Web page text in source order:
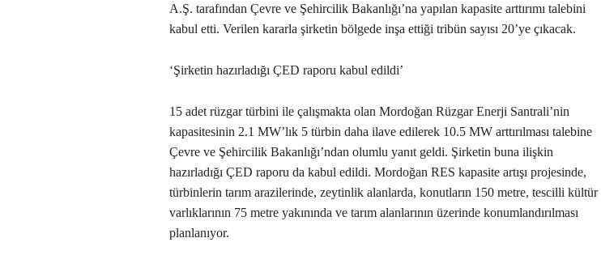
A.Ş. tarafından Çevre ve Şehircilik Bakanlığı’na yapılan kapasite arttırımı talebini
kabul etti. Verilen kararla şirketin bölgede inşa ettiği tribün sayısı 20’ye çıkacak.
‘Şirketin hazırladığı ÇED raporu kabul edildi’
15 adet rüzgar türbini ile çalışmakta olan Mordoğan Rüzgar Enerji Santrali’nin
kapasitesinin 2.1 MW’lık 5 türbin daha ilave edilerek 10.5 MW arttırılması talebine
Çevre ve Şehircilik Bakanlığı’ndan olumlu yanıt geldi. Şirketin buna ilişkin
hazırladığı ÇED raporu da kabul edildi. Mordoğan RES kapasite artışı projesinde,
türbinlerin tarım arazilerinde, zeytinlik alanlarda, konutların 150 metre, tescilli kültür
varlıklarının 75 metre yakınında ve tarım alanlarının üzerinde konumlandırılması
planlanıyor.